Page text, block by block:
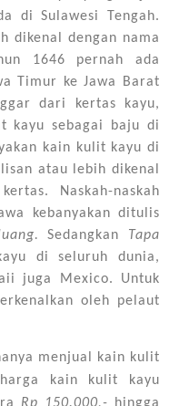
di Sulawesi Tengah.
dikenal dengan nama
1646 pernah ada
Timur ke Jawa Barat
dari kertas kayu,
kayu sebagai baju di
kain kulit kayu di
atau lebih dikenal
Naskah-naskah
kebanyakan ditulis
Sedangkan
Tapa
di seluruh dunia,
juga Mexico. Untuk
oleh pelaut
menjual kain kulit
kain kulit kayu